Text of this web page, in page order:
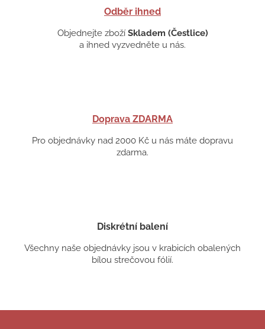
Odběr ihned
Objednejte zboží Skladem (Čestlice)
a ihned vyzvedněte u nás.
Doprava ZDARMA
Pro objednávky nad 2000 Kč u nás máte dopravu
zdarma.
Diskrétní balení
Všechny naše objednávky jsou v krabicích obalených
bílou strečovou fólií.